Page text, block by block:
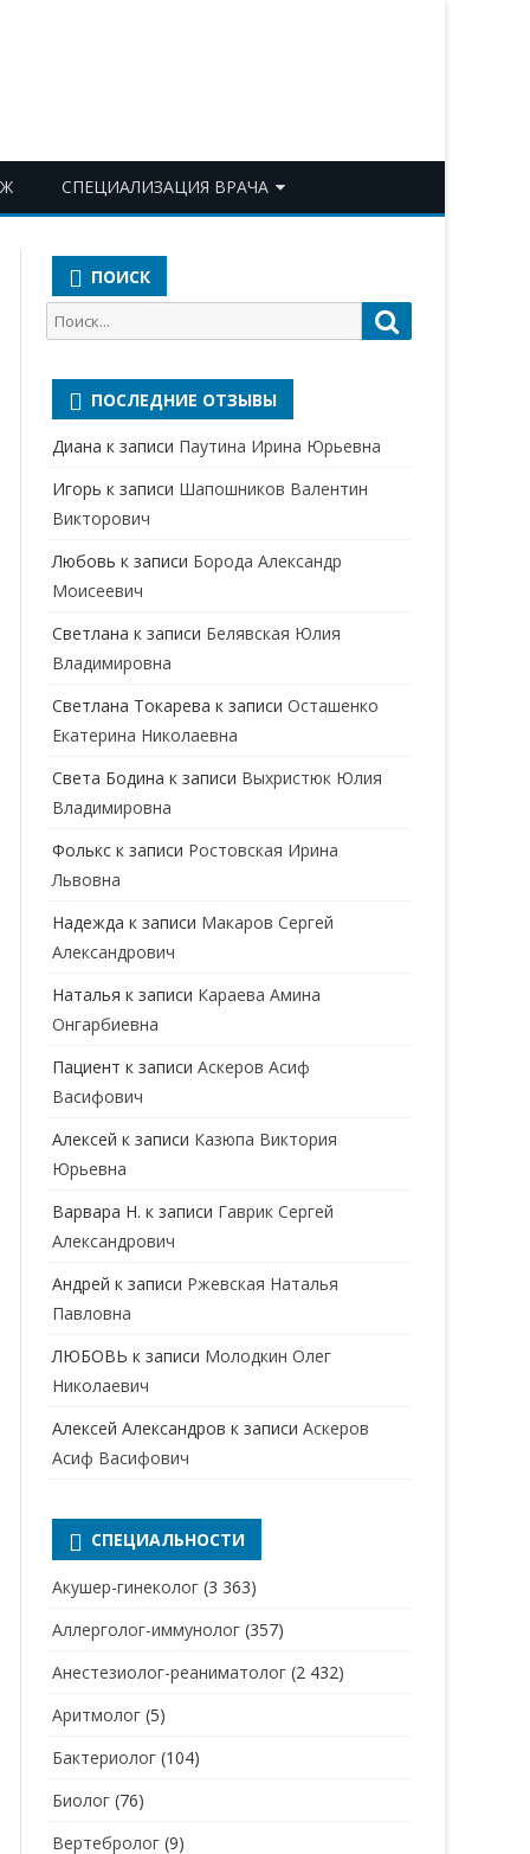
СПЕЦИАЛИЗАЦИЯ ВРАЧА
АЛЛЕРГОЛОГ-ИММУНОЛОГ
АНЕСТЕЗИОЛОГ-
БАКТЕРИОЛОГ
ВЕРТЕБРОЛОГ
ГАСТРОЭНТЕРОЛОГ
ГИНЕКОЛОГ
ГОМЕОПАТ
ДЕРМАТОЛОГ
ДЕТСКИЕ ВРАЧИ ДЕТСКИЙ КАРДИОЛОГ
ДЕТСКИЙ ХИРУРГ
ПЕРИНАТАЛЬНЫЙ ПСИХОЛОГ
КАРДИОЛОГ
КОСМЕТОЛОГ
МАССАЖИСТ
НАРКОЛОГ
НЕВРОПАТОЛОГ
НЕФРОЛОГ
ОТОЛАРИНГОЛОГ
ОФТАЛЬМОЛОГ
ПРОКТОЛОГ
РЕВМАТОЛОГ
РЕНТГЕНОЛОГ
СТОМАТОЛОГ
СТОМАТОЛОГ-ОРТОДОНТ
ПОИСК
Поиск
для:
ПОСЛЕДНИЕ ОТЗЫВЫ
Диана к записи Паутина Ирина Юрьевна
Игорь к записи Шапошников Валентин
Викторович
Любовь к записи Борода Александр
Моисеевич
Светлана к записи Белявская Юлия
Владимировна
Cветлана Токарева к записиОсташенко
Екатерина Николаевна
Света Бодина к записи Выхристюк Юлия
Владимировна
Фолькс к записи Ростовская Ирина
Львовна
Надежда к записи Макаров Сергей
Александрович
Наталья к записи Караева Амина
Онгарбиевна
Пациент к записиАскеров Асиф
Васифович
Алексей к записи Казюпа Виктория
Юрьевна
Варвара Н. к записи Гаврик Сергей
Александрович
Андрей к записи Ржевская Наталья
Павловна
ЛЮБОВЬ к записи Молодкин Олег
Николаевич
Алексей Александров к записиАскеров
Асиф Васифович
СПЕЦИАЛЬНОСТИ
Акушер-гинеколог (3 363)
Аллерголог-иммунолог (357)
Анестезиолог-реаниматолог (2 432)
Аритмолог (5)
Бактериолог (104)
Биолог (76)
Вертебролог (9)